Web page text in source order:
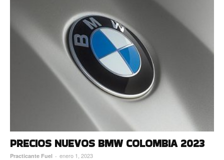
PRECIOS NUEVOS BMW COLOMBIA 2023
Practicante Fuel - enero 1, 2023